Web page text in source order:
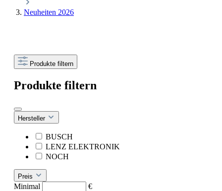
Neuheiten 2026
Produkte filtern
Produkte filtern
Hersteller
BUSCH
LENZ ELEKTRONIK
NOCH
Preis
Minimal
€